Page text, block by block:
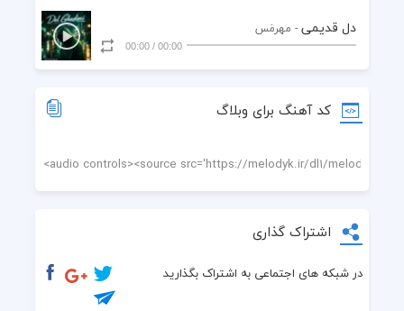
دل قدیمی - مهرمَس
00:00
/
00:00
کد آهنگ برای وبلاگ
اشتراک گذاری
در شبکه های اجتماعی به اشتراک بگذارید